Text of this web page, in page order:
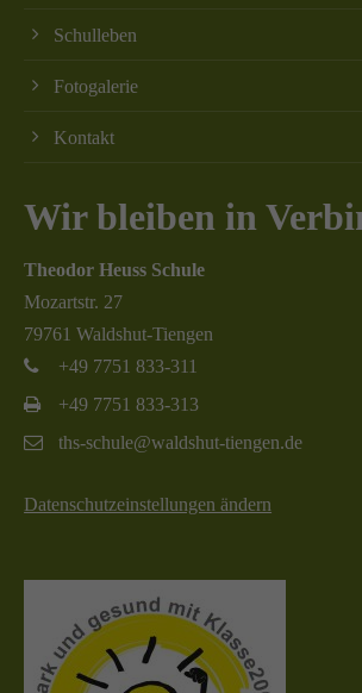
Schulleben
Fotogalerie
Kontakt
Wir bleiben in
Theodor Heuss Schule
Mozartstr. 27
79761 Waldshut-Tiengen
+49 7751 833-311
+49 7751 833-313
ths-schule@waldshut-tiengen.de
Datenschutzeinstellungen ändern